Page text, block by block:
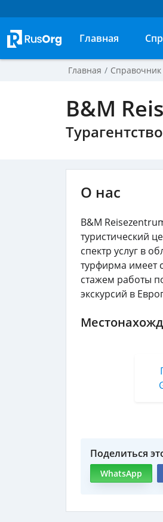
Главная
Главная Справочник
B&M
О нас
B&M
туристический
спектр услуг в
турфирма имеет
стажем работы
экскурсий в
Поделиться
WhatsApp